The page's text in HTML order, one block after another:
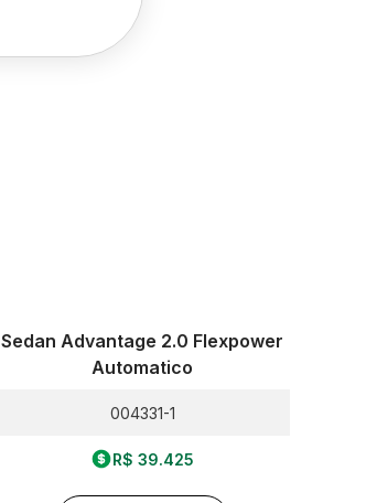
Sedan Advantage 2.0 Flexpower
Automatico
004331-1
R$ 39.425